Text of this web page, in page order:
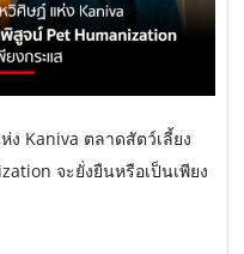
Kaniva ตลาดสัตว์เลี้ยง
จะยั่งยืนหรือเป็นเพียง